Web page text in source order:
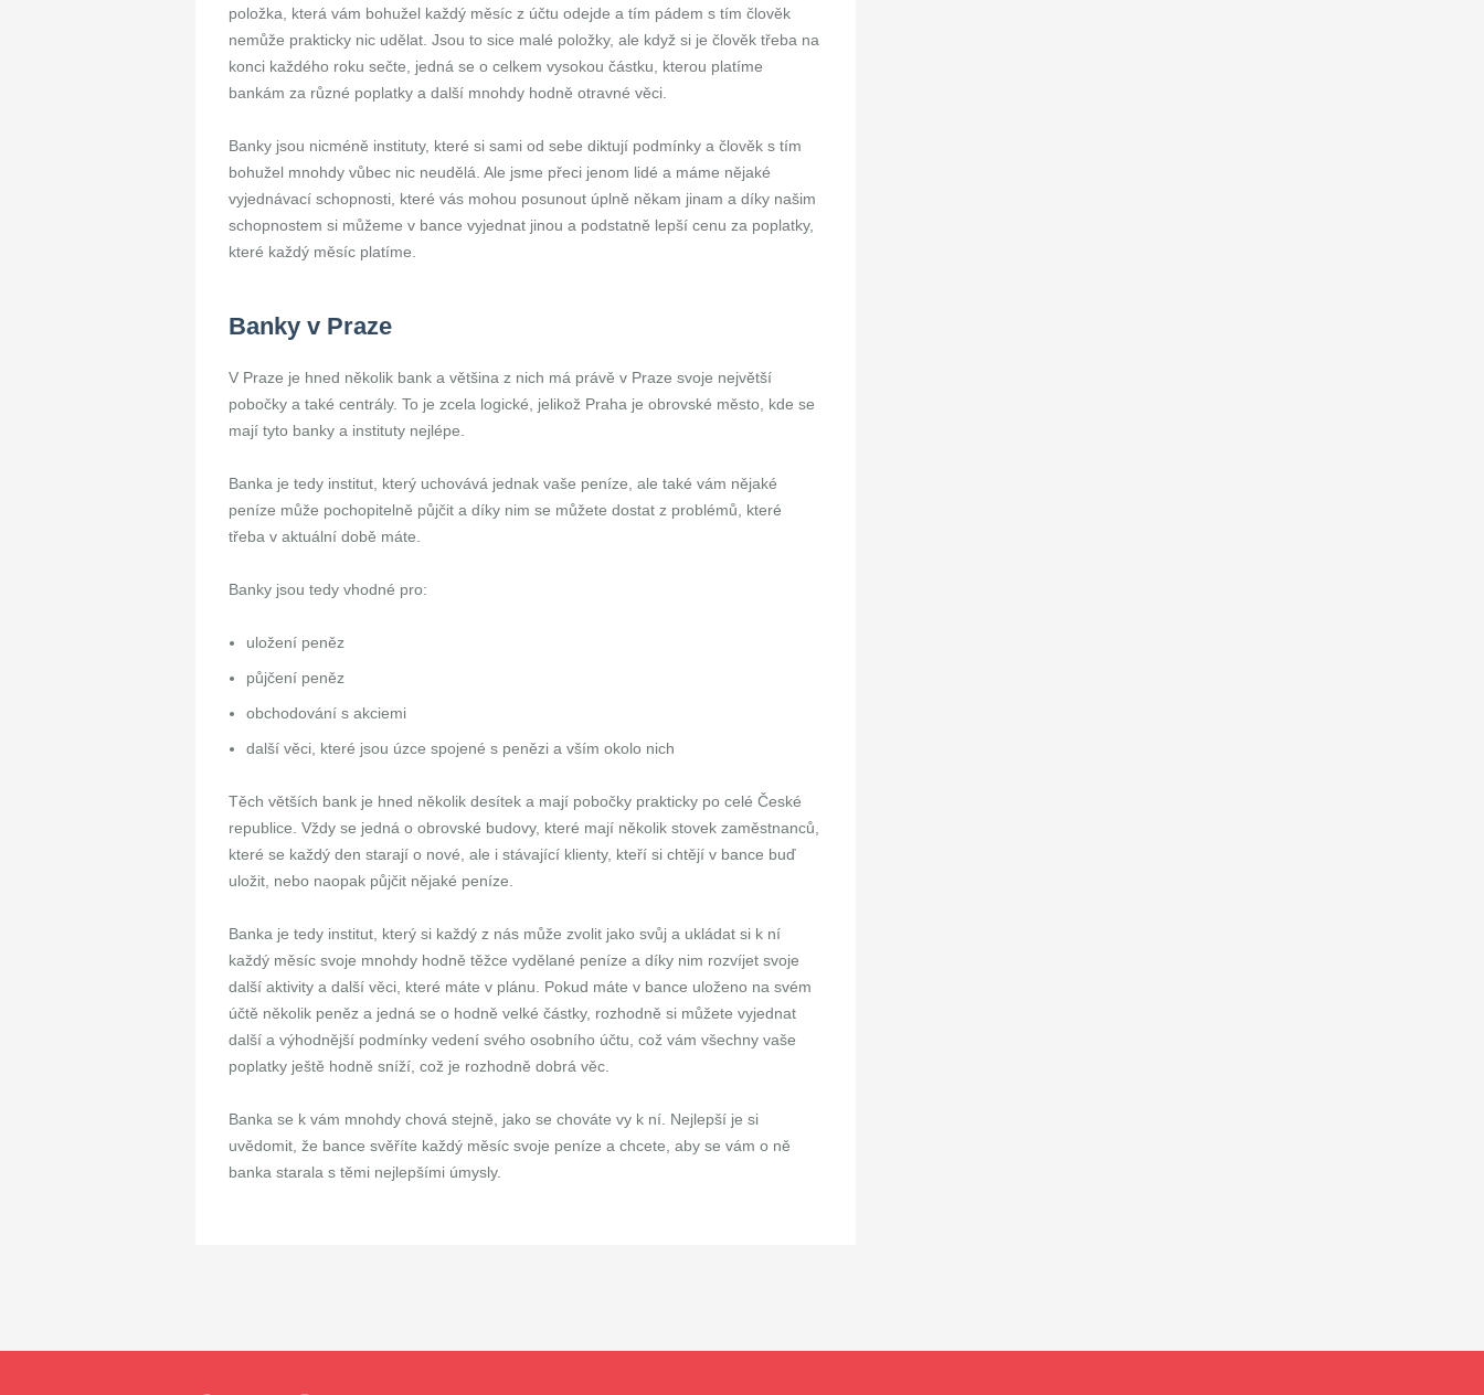
položka, která vám bohužel každý měsíc z účtu odejde a tím pádem s tím člověk
nemůže prakticky nic udělat. Jsou to sice malé položky, ale když si je člověk třeba na
konci každého roku sečte, jedná se o celkem vysokou částku, kterou platíme
bankám za různé poplatky a další mnohdy hodně otravné věci.
Banky jsou nicméně instituty, které si sami od sebe diktují podmínky a člověk s tím
bohužel mnohdy vůbec nic neudělá. Ale jsme přeci jenom lidé a máme nějaké
vyjednávací schopnosti, které vás mohou posunout úplně někam jinam a díky našim
schopnostem si můžeme v bance vyjednat jinou a podstatně lepší cenu za poplatky,
které každý měsíc platíme.
Banky v Praze
V Praze je hned několik bank a většina z nich má právě v Praze svoje největší
pobočky a také centrály. To je zcela logické, jelikož Praha je obrovské město, kde se
mají tyto banky a instituty nejlépe.
Banka je tedy institut, který uchovává jednak vaše peníze, ale také vám nějaké
peníze může pochopitelně půjčit a díky nim se můžete dostat z problémů, které
třeba v aktuální době máte.
Banky jsou tedy vhodné pro:
uložení peněz
půjčení peněz
obchodování s akciemi
další věci, které jsou úzce spojené s penězi a vším okolo nich
Těch větších bank je hned několik desítek a mají pobočky prakticky po celé České
republice. Vždy se jedná o obrovské budovy, které mají několik stovek zaměstnanců,
které se každý den starají o nové, ale i stávající klienty, kteří si chtějí v bance buď
uložit, nebo naopak půjčit nějaké peníze.
Banka je tedy institut, který si každý z nás může zvolit jako svůj a ukládat si k ní
každý měsíc svoje mnohdy hodně těžce vydělané peníze a díky nim rozvíjet svoje
další aktivity a další věci, které máte v plánu. Pokud máte v bance uloženo na svém
účtě několik peněz a jedná se o hodně velké částky, rozhodně si můžete vyjednat
další a výhodnější podmínky vedení svého osobního účtu, což vám všechny vaše
poplatky ještě hodně sníží, což je rozhodně dobrá věc.
Banka se k vám mnohdy chová stejně, jako se chováte vy k ní. Nejlepší je si
uvědomit, že bance svěříte každý měsíc svoje peníze a chcete, aby se vám o ně
banka starala s těmi nejlepšími úmysly.